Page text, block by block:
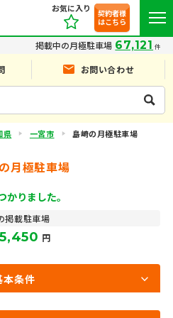
お気に入り
契約者様
はこちら
掲載中の月極駐車場 67,121 件
お問い合わせ
県 一宮市 島崎の月極駐車場
月極駐車場
りました。
掲載駐車場
5,450 円
本条件